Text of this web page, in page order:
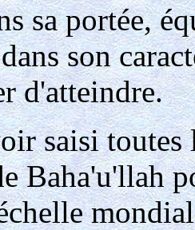
sa portée,
son
d'atteindre.
saisi
Baha'u'llah